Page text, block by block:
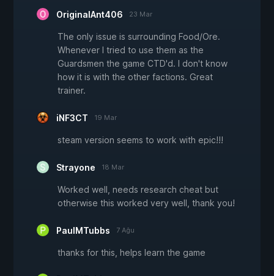
OriginalAnt406 23 Mar
The only issue is surrounding Food/Ore.
Whenever I tried to use them as the
Guardsmen the game CTD'd. I don't know
how it is with the other factions. Great
trainer.
iNF3CT 19 Mar
steam version seems to work with epic!!!
Strayone 18 Mar
Worked well, needs research cheat but
otherwise this worked very well, thank you!
PaulMTubbs 7 Ağu
thanks for this, helps learn the game